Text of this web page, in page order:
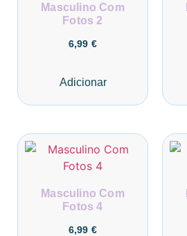
Masculino Com
Fotos 2
6,99 €
Adicionar
Masculino Com
Fotos 4
6,99 €